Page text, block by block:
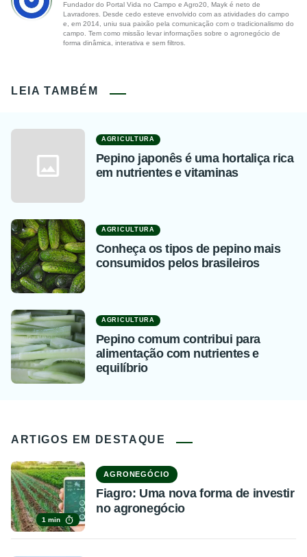
Fundador do Portal Vida no Campo e Agro20, Mayk é neto de
Lavradores. Desde cedo esteve envolvido com as atividades do campo
e, em 2014, uniu sua paixão pela comunicação com o tradicionalismo do
campo. Tem como missão levar informações sobre o agronegócio de
forma dinâmica, interativa e sem filtros.
LEIA TAMBÉM
AGRICULTURA
Pepino japonês é uma hortaliça rica
em nutrientes e vitaminas
AGRICULTURA
Conheça os tipos de pepino mais
consumidos pelos brasileiros
AGRICULTURA
Pepino comum contribui para
alimentação com nutrientes e
equilíbrio
ARTIGOS EM DESTAQUE
1 min
AGRONEGÓCIO
Fiagro: Uma nova forma de investir
no agronegócio